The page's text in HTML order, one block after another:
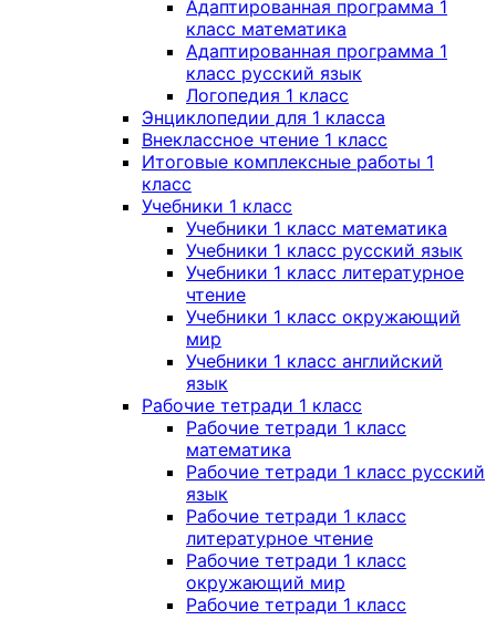
Адаптированная программа 1
класс математика
Адаптированная программа 1
класс русский язык
Логопедия 1 класс
Энциклопедии для 1 класса
Внеклассное чтение 1 класс
Итоговые комплексные работы 1
класс
Учебники 1 класс
Учебники 1 класс математика
Учебники 1 класс русский язык
Учебники 1 класс литературное
чтение
Учебники 1 класс окружающий
мир
Учебники 1 класс английский
язык
Рабочие тетради 1 класс
Рабочие тетради 1 класс
математика
Рабочие тетради 1 класс русский
язык
Рабочие тетради 1 класс
литературное чтение
Рабочие тетради 1 класс
окружающий мир
Рабочие тетради 1 класс